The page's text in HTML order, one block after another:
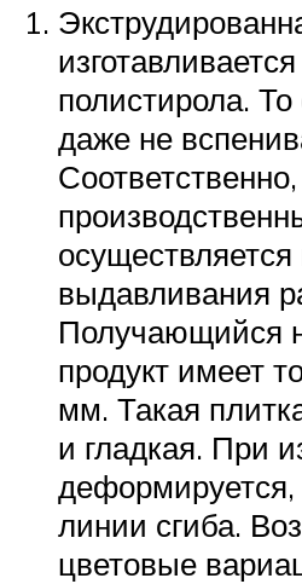
полистирола.
даже не
Соответственно,
выдавливания
Получающийся
продукт имеет
мм. Такая
и гладкая. При
линии сгиба.
цветовые